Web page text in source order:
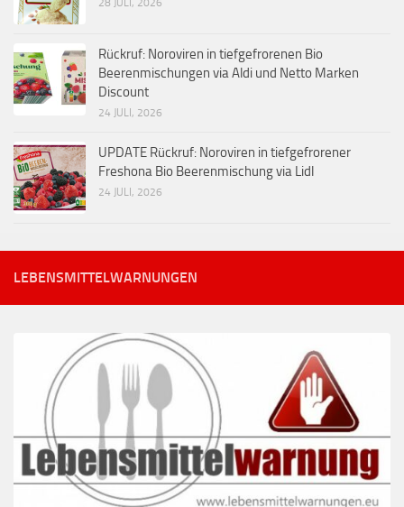
28 JULI, 2026
Rückruf: Noroviren in tiefgefrorenen Bio
Beerenmischungen via Aldi und Netto Marken
Discount
24 JULI, 2026
UPDATE Rückruf: Noroviren in tiefgefrorener
Freshona Bio Beerenmischung via Lidl
24 JULI, 2026
LEBENSMITTELWARNUNGEN